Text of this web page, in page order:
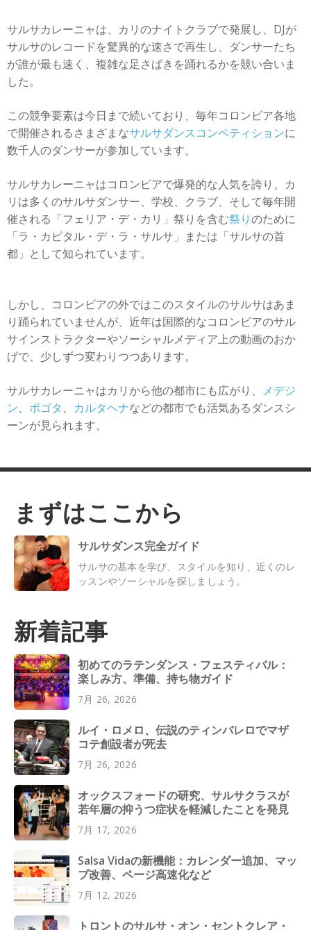
サルサカレーニャは、カリのナイトクラブで発展し、DJが
サルサのレコードを驚異的な速さで再生し、ダンサーたち
が誰が最も速く、複雑な足さばきを踊れるかを競い合いま
した。
この競争要素は今日まで続いており、毎年コロンビア各地
で開催されるさまざまなサルサダンスコンペティションに
数千人のダンサーが参加しています。
サルサカレーニャはコロンビアで爆発的な人気を誇り、カ
リは多くのサルサダンサー、学校、クラブ、そして毎年開
催される「フェリア・デ・カリ」祭りを含む祭りのために
「ラ・カピタル・デ・ラ・サルサ」または「サルサの首
都」として知られています。
しかし、コロンビアの外ではこのスタイルのサルサはあま
り踊られていませんが、近年は国際的なコロンビアのサル
サインストラクターやソーシャルメディア上の動画のおか
げで、少しずつ変わりつつあります。
サルサカレーニャはカリから他の都市にも広がり、 メデジ
ン、 ボゴタ 、 カルタヘナなどの都市でも活気あるダンスシ
ーンが見られます。
まずはここから
サルサダンス完全ガイド
サルサの基本を学び、スタイルを知り、近くのレ
ッスンやソーシャルを探しましょう。
新着記事
初めてのラテンダンス・フェスティバル：
楽しみ方、準備、持ち物ガイド
7月 26, 2026
ルイ・ロメロ、伝説のティンバレロでマザ
コテ創設者が死去
7月 26, 2026
オックスフォードの研究、サルサクラスが
若年層の抑うつ症状を軽減したことを発見
7月 17, 2026
Salsa Vidaの新機能：カレンダー追加、マッ
プ改善、ページ高速化など
7月 12, 2026
トロントのサルサ・オン・セントクレア・